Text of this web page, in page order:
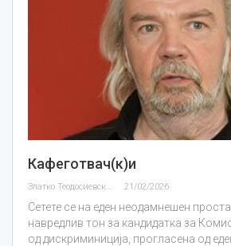
Кафеготвач(к)и
Златко Теодосиевски 21/02/2026
Сетете се на еден неодамнешен
навредлив тон за кандидатка за
од дискриминиција, прогласена од